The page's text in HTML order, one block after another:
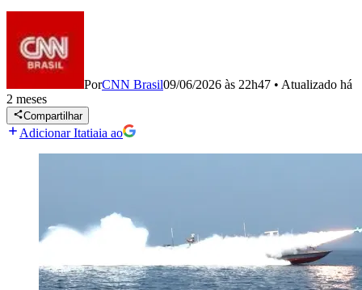
PorCNN Brasil09/06/2026 às 22h47 • Atualizado há
2 meses
Compartilhar
Adicionar Itatiaia ao